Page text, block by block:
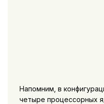
Напомним, в
четыре процессорных